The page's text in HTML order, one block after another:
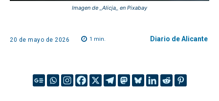
Imagen de _Alicja_ en Pixabay
20 de mayo de 2026 1 min. Diario de Alicante